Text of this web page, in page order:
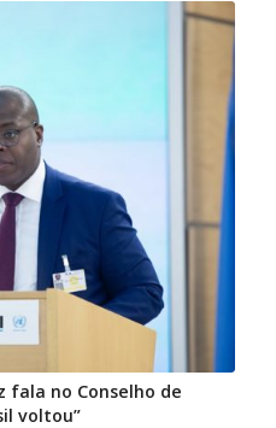
fala no Conselho de
voltou”